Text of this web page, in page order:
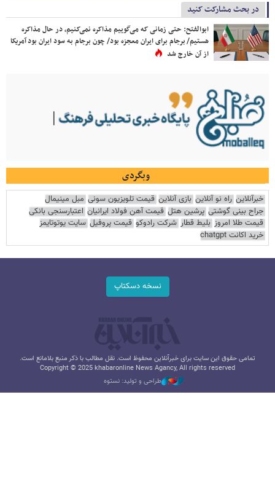
در بحث مشارکت کنید
ابوالفتح: حتی زمانی که می‌گوییم مذاکره نمی‌کنیم، در حال مذاکره
هستیم/ برجام برای ایران معجزه بود/ چون برجام به سود ایران بود آمریکا
از آن خارج شد
وبگردی
خبرآنلاین راه نو آنلاین بازی آنلاین قیمت تلویزیون سونی مبل مینیمال
جراح بینی گوشتی پرشین هتل قیمت آهن فولاد ایرانیان اعتبارسنجی بانکی
قیمت طلا امروز بلیط قطار شرکت رادوکو قیمت پروفیل سایت یوتوتایمز
خرید اکانت chatgpt
نسخه دسکتاپ
تمامی حقوق این سایت برای خبرآنلاین محفوظ است. نقل مطالب با ذکر منبع بلامانع است.
Copyright © 2025 khabaronline News Agancy, All rights reserved
طراحی و تولید: نستوه